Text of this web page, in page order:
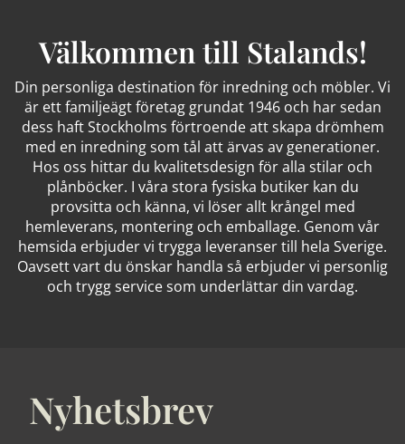
Välkommen till Stalands!
Din personliga destination för inredning och möbler. Vi
är ett familjeägt företag grundat 1946 och har sedan
dess haft Stockholms förtroende att skapa drömhem
med en inredning som tål att ärvas av generationer.
Hos oss hittar du kvalitetsdesign för alla stilar och
plånböcker. I våra stora fysiska butiker kan du
provsitta och känna, vi löser allt krångel med
hemleverans, montering och emballage. Genom vår
hemsida erbjuder vi trygga leveranser till hela Sverige.
Oavsett vart du önskar handla så erbjuder vi personlig
och trygg service som underlättar din vardag.
Nyhetsbrev